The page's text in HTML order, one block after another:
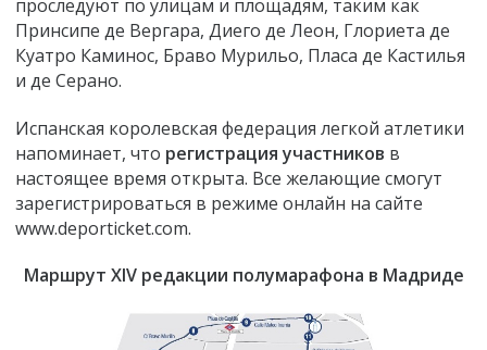
проследуют по улицам и площадям, таким как
Принсипе де Вергара, Диего де Леон, Глориета де
Куатро Каминос, Браво Мурильо, Пласа де Кастилья
и де Серано.
Испанская королевская федерация легкой атлетики
напоминает, что регистрация участников в
настоящее время открыта. Все желающие смогут
зарегистрироваться в режиме онлайн на сайте
www.deporticket.com.
Маршрут XIV редакции полумарафона в Мадриде